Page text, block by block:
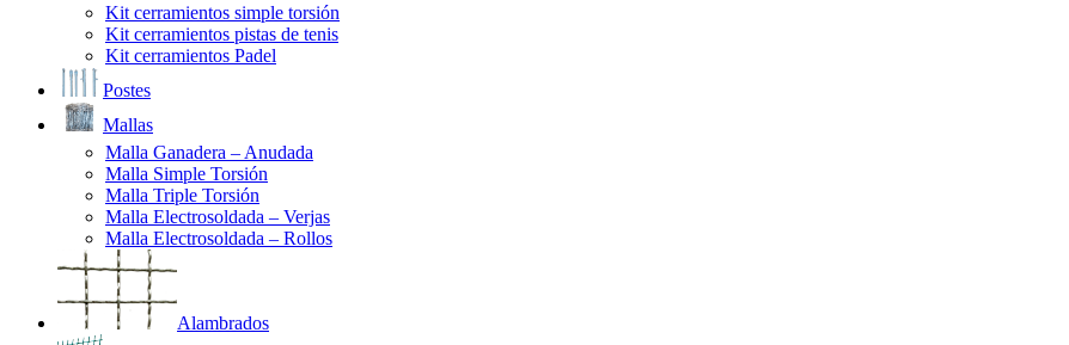
Kit cerramientos simple torsión
Kit cerramientos pistas de tenis
Kit cerramientos Padel
Postes
Mallas
Malla Ganadera – Anudada
Malla Simple Torsión
Malla Triple Torsión
Malla Electrosoldada – Verjas
Malla Electrosoldada – Rollos
Alambrados